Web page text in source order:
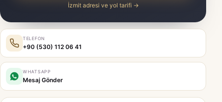
İzmit adresi ve yol tarifi →
TELEFON
+90 (530) 112 06 41
WHATSAPP
Mesaj Gönder